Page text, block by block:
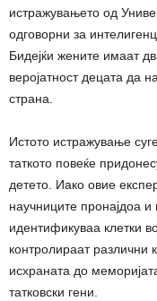
истражувањето од
одговорни за
Бидејќи жените имаат
веројатност децата да
страна.
Истото истражување
таткото повеќе
детето. Иако овие
научниците пронајдоа
идентификуваа клетки
контролираат различни
исхраната до
татковски гени.